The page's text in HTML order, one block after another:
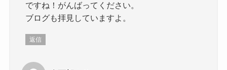
ですね！がんばってください。
ブログも拝見していますよ。
返信